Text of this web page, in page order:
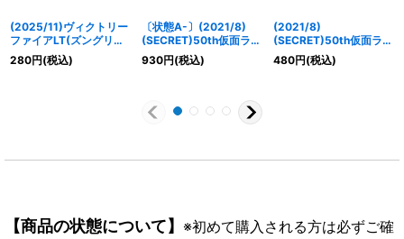
(2025/11)ヴィクトリー
ファイアLT(ズングリー
イラスト)【R】
{BSC45-095}《赤》
280円(税込)
〔状態A-〕(2021/8)
(SECRET)50th仮面ライ
ダー1号【R-K50thSP】
{CB19-002}《緑》
930円(税込)
(2021/8)
(SECRET)50th仮面ライ
ダーZO【R-K50thSP】
{CB19-016}《緑》
480円(税込)
【商品の状態について】 ※初めて購入される方は必ずご確